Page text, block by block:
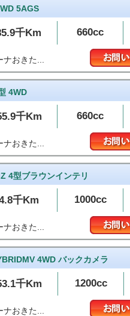
5AGS
千Km 660cc
おきた...
4WD
千Km 660cc
おきた...
4型ブラウンインテリ
千Km 1000cc
おきた...
4WD バックカメラ
千Km 1200cc
おきた...